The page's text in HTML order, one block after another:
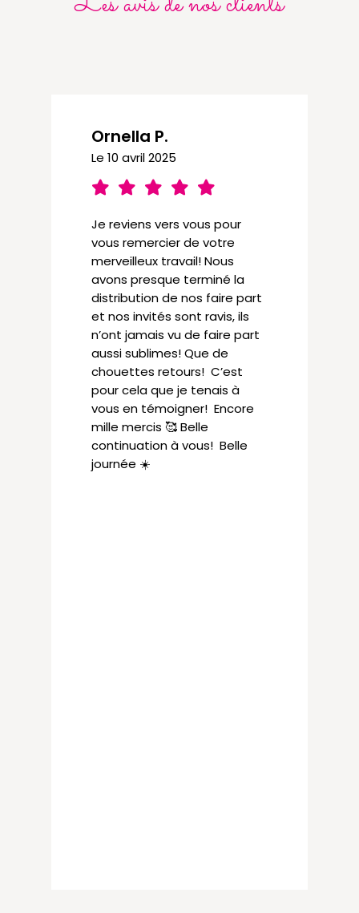
Ornella P.
Le 10 avril 2025
Je reviens vers vous pour
vous remercier de votre
merveilleux travail! Nous
avons presque terminé la
distribution de nos faire part
et nos invités sont ravis, ils
n’ont jamais vu de faire part
aussi sublimes! Que de
chouettes retours! C’est
pour cela que je tenais à
vous en témoigner! Encore
mille mercis 🥰 Belle
continuation à vous! Belle
journée ☀️